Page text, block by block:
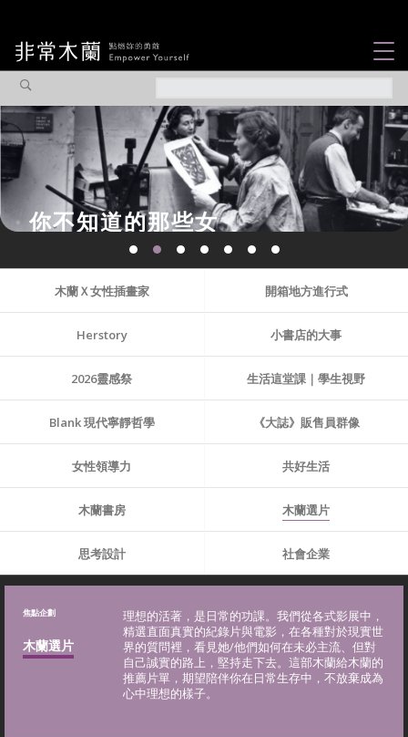
觀點專欄
焦點企劃
社會企業
認識我們
你不知道的那些女
性故事...
木蘭Ｘ女性插畫家 開箱地方進行式
Herstory 小書店的大事
2026靈感祭 生活這堂課｜學生視野
Blank 現代寧靜哲學 《大誌》販售員群像
女性領導力 共好生活
木蘭書房 木蘭選片
思考設計 社會企業
焦點企劃
木蘭選片
理想的活著，是日常的功課。我們從各式影展中，
精選直面真實的紀錄片與電影，在各種對於現實世
界的質問裡，看見她/他們如何在未必主流、但對
自己誠實的路上，堅持走下去。這部木蘭給木蘭的
推薦片單，期望陪伴你在日常生存中，不放棄成為
心中理想的樣子。